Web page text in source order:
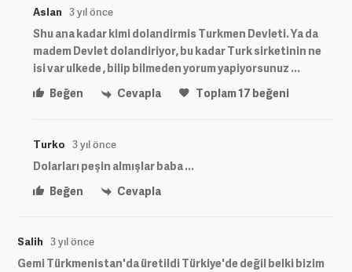
Aslan 3 yıl önce
Shu ana kadar kimi dolandirmis Turkmen Devleti. Ya da
madem Devlet dolandiriyor, bu kadar Turk sirketinin ne
isi var ulkede , bilip bilmeden yorum yapiyorsunuz ...
Beğen
Cevapla Toplam17 beğeni
Turko 3 yıl önce
Dolarları peşin almışlar baba ...
Beğen
Cevapla
Salih 3 yıl önce
Gemi Türkmenistan'da üretildi Türkiye'de değil belki bizim